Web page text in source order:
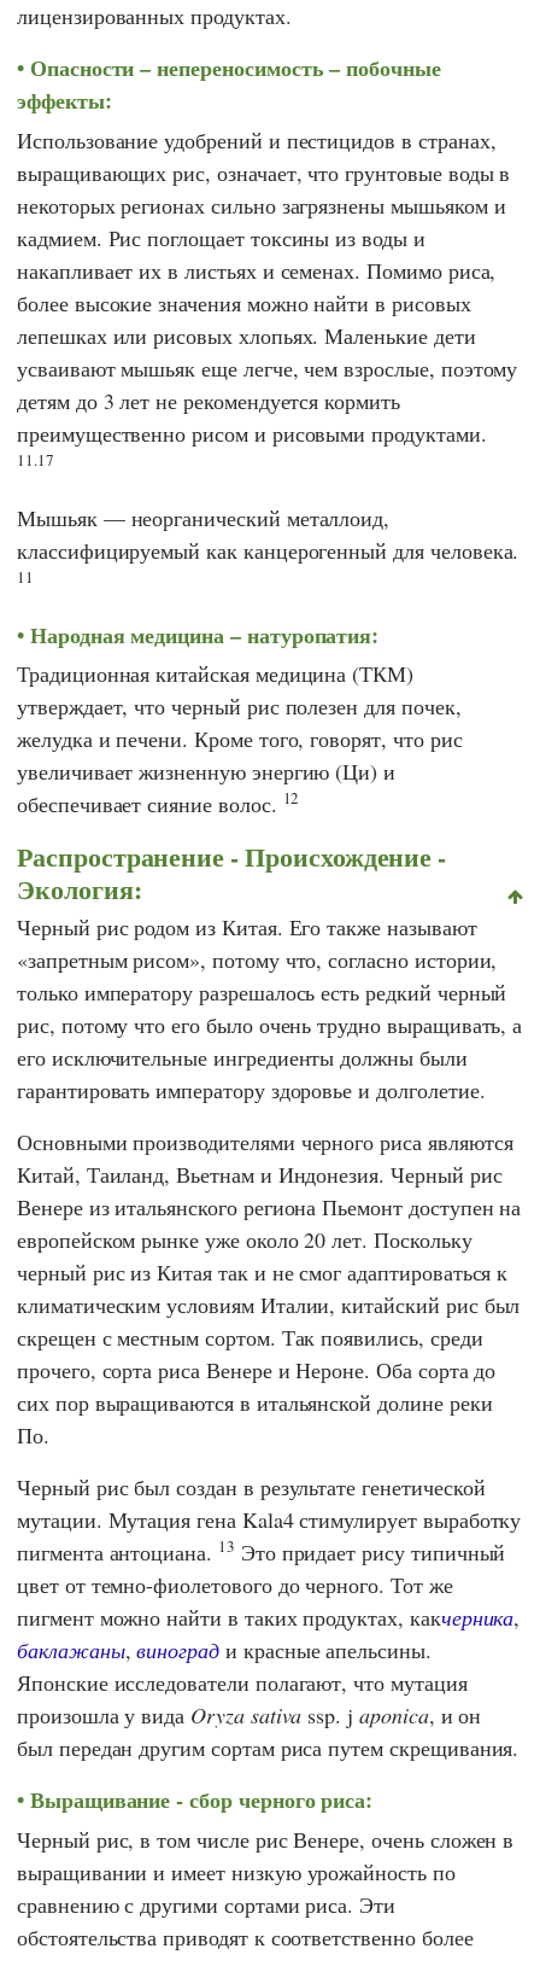
лицензированных продуктах.
Опасности – непереносимость – побочные
эффекты:
Использование удобрений и пестицидов в странах,
выращивающих рис, означает, что грунтовые воды в
некоторых регионах сильно загрязнены мышьяком и
кадмием. Рис поглощает токсины из воды и
накапливает их в листьях и семенах. Помимо риса,
более высокие значения можно найти в рисовых
лепешках или рисовых хлопьях. Маленькие дети
усваивают мышьяк еще легче, чем взрослые, поэтому
детям до 3 лет не рекомендуется кормить
преимущественно рисом и рисовыми продуктами.
11.17
Мышьяк — неорганический металлоид,
классифицируемый как канцерогенный для человека.
11
Народная медицина – натуропатия:
Традиционная китайская медицина (ТКМ)
утверждает, что черный рис полезен для почек,
желудка и печени. Кроме того, говорят, что рис
увеличивает жизненную энергию (Ци) и
обеспечивает сияние волос. 12
Распространение - Происхождение -
Экология:
Черный рис родом из Китая. Его также называют
«запретным рисом», потому что, согласно истории,
только императору разрешалось есть редкий черный
рис, потому что его было очень трудно выращивать, а
его исключительные ингредиенты должны были
гарантировать императору здоровье и долголетие.
Основными производителями черного риса являются
Китай, Таиланд, Вьетнам и Индонезия. Черный рис
Венере из итальянского региона Пьемонт доступен на
европейском рынке уже около 20 лет. Поскольку
черный рис из Китая так и не смог адаптироваться к
климатическим условиям Италии, китайский рис был
скрещен с местным сортом. Так появились, среди
прочего, сорта риса Венере и Нероне. Оба сорта до
сих пор выращиваются в итальянской долине реки
По.
Черный рис был создан в результате генетической
мутации. Мутация гена Kala4 стимулирует выработку
пигмента антоциана. 13 Это придает рису типичный
цвет от темно-фиолетового до черного. Тот же
пигмент можно найти в таких продуктах, какчерника,
баклажаны,виноград и красные апельсины.
Японские исследователи полагают, что мутация
произошла у вида Oryza sativa ssp. japonica, и он
был передан другим сортам риса путем скрещивания.
Выращивание - сбор черного риса:
Черный рис, в том числе рис Венере, очень сложен в
выращивании и имеет низкую урожайность по
сравнению с другими сортами риса. Эти
обстоятельства приводят к соответственно более